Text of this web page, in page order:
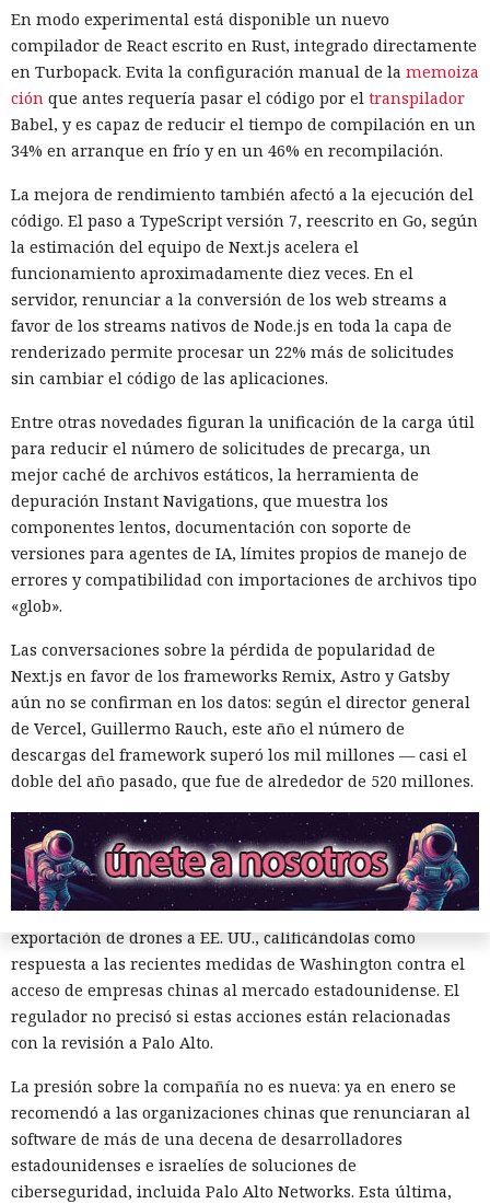
Otra corporación corre el riesgo de repetir la triste suerte de
sus predecesoras.
tecnológicas chinas por parte de las autoridades
estadounidenses hace tiempo que son noticia habitual —
ahora un escenario similarse está desarrollandoen sentido
inverso. La Administración del Ciberespacio de China
anunció el inicio de una revisión de los productos de la
estadounidense Palo Alto Networks que se venden en el
territorio del país, citando riesgos para la infraestructura
informática crítica y la seguridad nacional.
El regulador no nombró productos concretos de la compañía
sujetos a revisión, no reveló la naturaleza de posibles
vulnerabilidades ni precisó qué medidas podrían seguir en
caso de detectarse incumplimientos.
La decisión se produjo en medio del empeoramiento de las
Washington, que ponen en peligro la frágil tregua
alcanzada en las últimas cumbres bilaterales. El día
anterior, el Ministerio de Comercio de China anunció
nuevas restricciones contra empresas estadounidenses y la
exportación de drones a EE. UU., calificándolas como
respuesta a las recientes medidas de Washington contra el
acceso de empresas chinas al mercado estadounidense. El
regulador no precisó si estas acciones están relacionadas
con la revisión a Palo Alto.
La presión sobre la compañía no es nueva: ya en enero se
recomendó a las organizaciones chinas que renunciaran al
software de más de una decena de desarrolladores
estadounidenses e israelíes de soluciones de
ciberseguridad, incluida Palo Alto Networks. Esta última,
En modo experimental está disponible un nuevo
compilador de React escrito en Rust, integrado directamente
en Turbopack. Evita la configuración manual de la memoiza
ción que antes requería pasar el código por el transpilador
Babel, y es capaz de reducir el tiempo de compilación en un
34% en arranque en frío y en un 46% en recompilación.
La mejora de rendimiento también afectó a la ejecución del
código. El paso a TypeScript versión 7, reescrito en Go, según
la estimación del equipo de Next.js acelera el
funcionamiento aproximadamente diez veces. En el
servidor, renunciar a la conversión de los web streams a
favor de los streams nativos de Node.js en toda la capa de
renderizado permite procesar un 22% más de solicitudes
sin cambiar el código de las aplicaciones.
Entre otras novedades figuran la unificación de la carga útil
para reducir el número de solicitudes de precarga, un
mejor caché de archivos estáticos, la herramienta de
depuración Instant Navigations, que muestra los
componentes lentos, documentación con soporte de
versiones para agentes de IA, límites propios de manejo de
errores y compatibilidad con importaciones de archivos tipo
«glob».
Las conversaciones sobre la pérdida de popularidad de
Next.js en favor de los frameworks Remix, Astro y Gatsby
aún no se confirman en los datos: según el director general
de Vercel, Guillermo Rauch, este año el número de
descargas del framework superó los mil millones — casi el
doble del año pasado, que fue de alrededor de 520 millones.
El sonado hackeo a Snowflake
no quedó impune: detenido el
autor, ya espera sentencia en
una celda.
10:34 / 07.08.2026
secretos de 165 empresas.